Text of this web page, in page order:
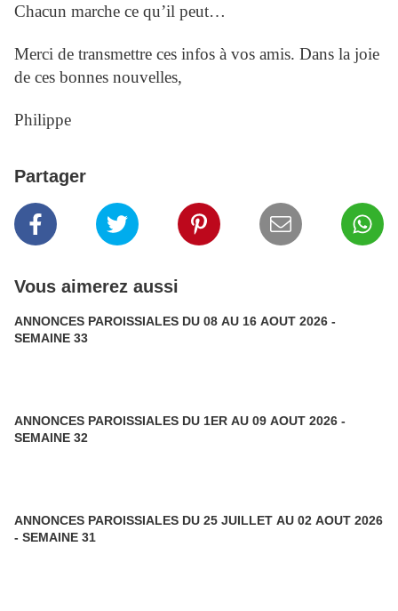
Chacun marche ce qu’il peut…
Merci de transmettre ces infos à vos amis. Dans la joie
de ces bonnes nouvelles,
Philippe
Partager
Vous aimerez aussi
ANNONCES PAROISSIALES DU 08 AU 16 AOUT 2026 -
SEMAINE 33
ANNONCES PAROISSIALES DU 1ER AU 09 AOUT 2026 -
SEMAINE 32
ANNONCES PAROISSIALES DU 25 JUILLET AU 02 AOUT 2026
- SEMAINE 31